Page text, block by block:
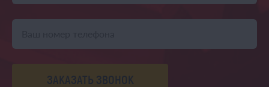
ЗАКАЗАТЬ ЗВОНОК